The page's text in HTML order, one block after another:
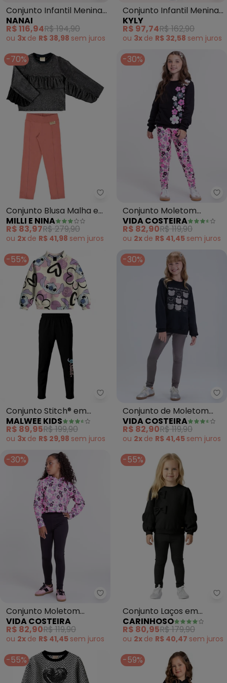
Conjunto Infantil Menina
Borboletas (Preto)
NANAI
R$ 116,94R$ 194,90
ou 3x de R$ 38,98 sem juros
Conjunto Infantil Menina
Estampa (Preto)
KYLY
R$ 97,74R$ 162,90
ou 3x de R$ 32,58 sem juros
-70%
Milli e Nina - Conjunto Blusa
Conjunto Blusa Malha e
Calça Moletinho (Preto)
MILLI E NINA
R$ 83,97R$ 279,90
ou 2x de R$ 41,98 sem juros
-30%
Conjunto Moletom
Infantil Florzinhas (Preto)
VIDA COSTEIRA
R$ 82,90R$ 119,90
ou 2x de R$ 41,45 sem juros
-55%
Malwee Kids - Conjunto
Conjunto Stitch® em
Moletom (Preto)
MALWEE KIDS
R$ 89,95R$ 199,90
ou 3x de R$ 29,98 sem juros
-30%
Conjunto de Moletom
Ursinhos e Legging
(Preto)
VIDA COSTEIRA
R$ 82,90R$ 119,90
ou 2x de R$ 41,45 sem juros
-30%
Vida Costeira - Conjunto
Conjunto Moletom
Infantil Cropped Flowers
(Preto)
VIDA COSTEIRA
R$ 82,90R$ 119,90
ou 2x de R$ 41,45 sem juros
-55%
Conjunto Laços em
Moletom (Preto)
CARINHOSO
R$ 80,95R$ 179,90
ou 2x de R$ 40,47 sem juros
-55% -59%